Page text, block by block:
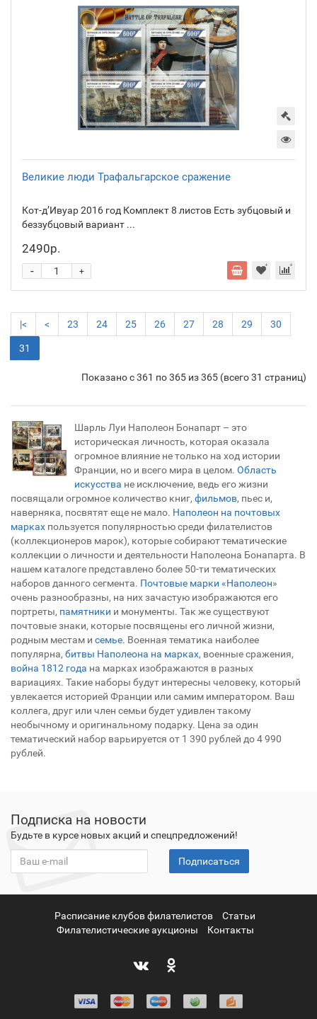
Великие люди Трафальгарское сражение
Кот-д’Ивуар 2016 год Комплект 8 листов Есть зубцовый и
беззубцовый вариант ...
2490р.
+
-
|< < 23 24 25 26 27 28 29 30
31
Показано с 361 по 365 из 365 (всего 31 страниц)
Шарль Луи Наполеон Бонапарт – это
историческая личность, которая оказала
огромное влияние не только на ход истории
Франции, но и всего мира в целом. Область
искусства не исключение, ведь его жизни
посвящали огромное количество книг, фильмов, пьес и,
наверняка, посвятят еще не мало. Наполеон на почтовых
марках пользуется популярностью среди филателистов
(коллекционеров марок), которые собирают тематические
коллекции о личности и деятельности Наполеона Бонапарта. В
нашем каталоге представлено более 50-ти тематических
наборов данного сегмента. Почтовые марки «Наполеон»
очень разнообразны, на них зачастую изображаются его
портреты, памятники и монументы. Так же существуют
почтовые знаки, которые посвящены его личной жизни,
родным местам и семье. Военная тематика наиболее
популярна, битвы Наполеона на марках, военные сражения,
война 1812 года на марках изображаются в разных
вариациях. Такие наборы будут интересны человеку, который
увлекается историей Франции или самим императором. Ваш
коллега, друг или член семьи будет удивлен такому
необычному и оригинальному подарку. Цена за один
тематический набор варьируется от 1 390 рублей до 4 990
рублей.
Подписка на новости
Будьте в курсе новых акций и спецпредложений!
Подписаться
Расписание клубов филателистов
Статьи
Филателистические аукционы
Контакты